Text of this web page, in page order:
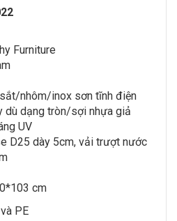
Furniture
nhôm/inox sơn tĩnh điện
dù dạng tròn/sợi nhựa giả
UV
D25 dày 5cm, vải trượt nước
cm
PE